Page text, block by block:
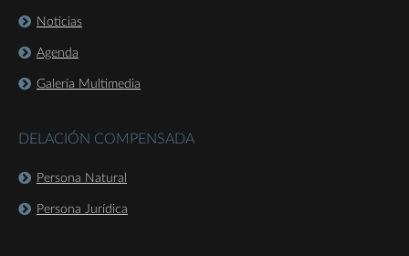
Noticias
Agenda
Galería Multimedia
DELACIÓN COMPENSADA
Persona Natural
Persona Jurídica